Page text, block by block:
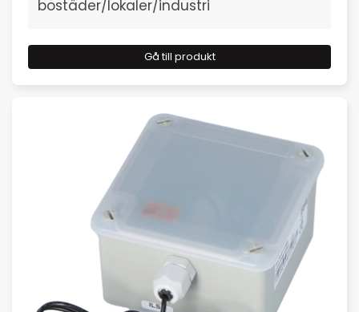
bostäder/lokaler/industri
Gå till produkt